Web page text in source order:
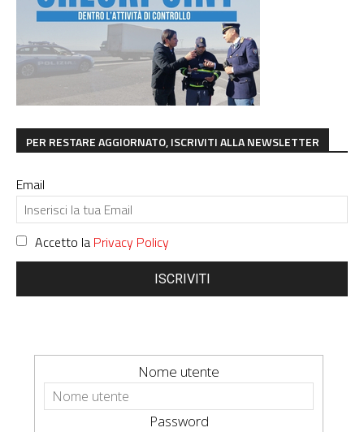
PER RESTARE AGGIORNATO, ISCRIVITI ALLA NEWSLETTER
Email
Accetto la Privacy Policy
ISCRIVITI
Nome utente
Password